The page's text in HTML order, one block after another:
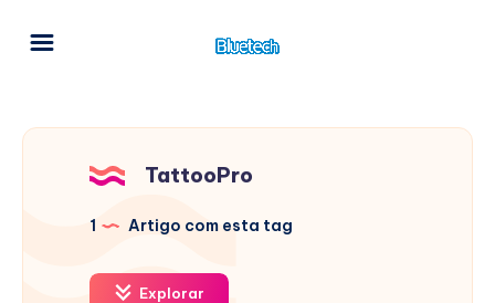
TattooPro
1 Artigo com esta tag
Explorar